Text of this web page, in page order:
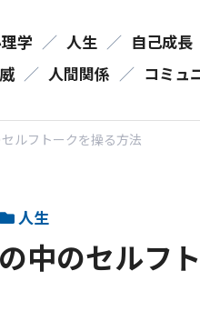
学 ／ 人生 ／ 自己成長
／ 人間関係 ／ コミュ
ルフトークを操る方法
人生
中のセルフ